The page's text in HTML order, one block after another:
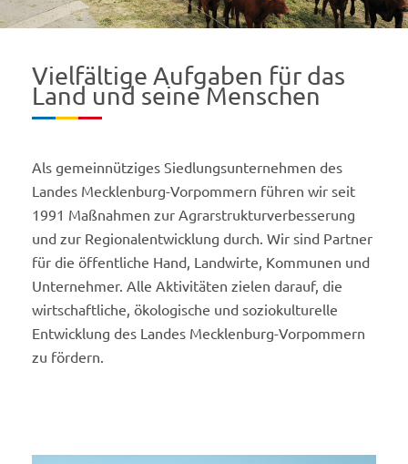
Vielfältige Aufgaben für das
Land und seine Menschen
Als gemeinnütziges Siedlungsunternehmen des
Landes Mecklenburg-Vorpommern führen wir seit
1991 Maßnahmen zur Agrarstrukturverbesserung
und zur Regionalentwicklung durch. Wir sind Partner
für die öffentliche Hand, Landwirte, Kommunen und
Unternehmer. Alle Aktivitäten zielen darauf, die
wirtschaftliche, ökologische und soziokulturelle
Entwicklung des Landes Mecklenburg-Vorpommern
zu fördern.